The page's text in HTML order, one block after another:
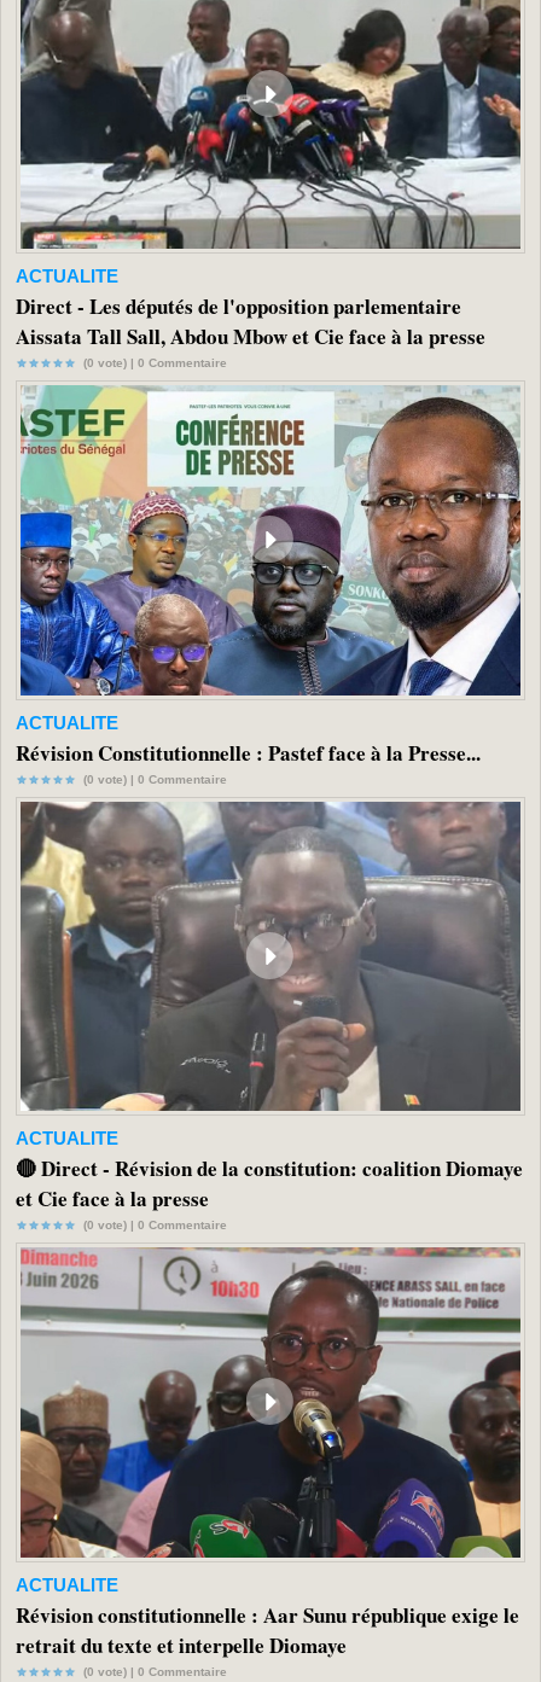
ACTUALITE
Direct - Les députés de l'opposition parlementaire
Aissata Tall Sall, Abdou Mbow et Cie face à la presse
(0 vote) | 0 Commentaire
ACTUALITE
Révision Constitutionnelle : Pastef face à la Presse...
(0 vote) | 0 Commentaire
ACTUALITE
🔴 Direct - Révision de la constitution: coalition Diomaye
et Cie face à la presse
(0 vote) | 0 Commentaire
ACTUALITE
Révision constitutionnelle : Aar Sunu république exige le
retrait du texte et interpelle Diomaye
(0 vote) | 0 Commentaire